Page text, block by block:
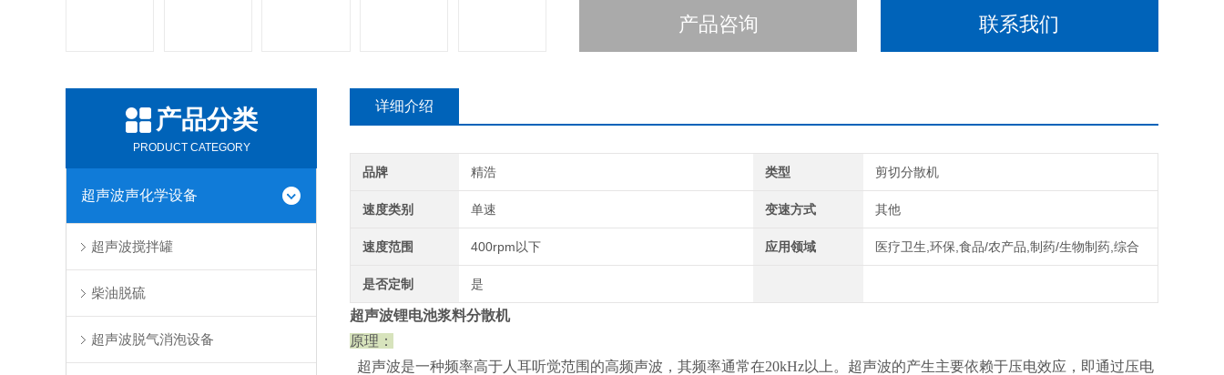
产品咨询 联系我们
产品分类
PRODUCT CATEGORY
超声波声化学设备
超声波搅拌罐
柴油脱硫
超声波脱气消泡设备
详细介绍
品牌 精浩 类型 剪切分散机
速度类别 单速 变速方式 其他
速度范围 400rpm以下 应用领域 医疗卫生,环保,食品/农产品,制药/生物制药,综合
是否定制 是
超声波锂电池浆料分散机
原理：
超声波是一种频率高于人耳听觉范围的高频声波，其频率通常在20kHz以上。超声波的产生主要依赖于压电效应，即通过压电